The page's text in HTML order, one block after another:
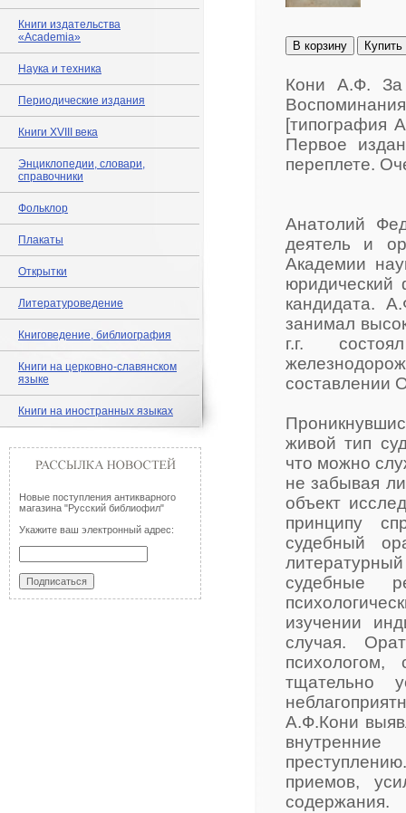
Книги издательства
«Academia»
Наука и техника
Периодические издания
Книги XVIII века
Энциклопедии, словари,
справочники
Фольклор
Плакаты
Открытки
Литературоведение
Книговедение, библиография
Книги на церковно-славянском
языке
Книги на иностранных языках
Новые поступления антикварного
магазина "Русский библиофил"
Укажите ваш электронный адрес:
В корзину Купить
Кони А.Ф. За
[типография
Первое
переплете.
Анатолий
деятель и
Академии
юридический
кандидата.
занимал
г.г.
составлении
живой тип
что можно
не забывая
объект
принципу
судебный
судебные
изучении
случая.
психологом,
тщательно
А.Ф.Кони
приемов,
содержания.